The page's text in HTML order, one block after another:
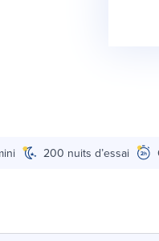
200 nuits d’essai